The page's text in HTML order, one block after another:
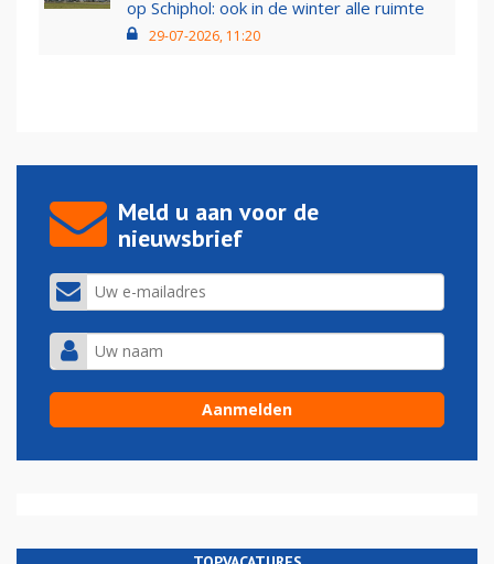
op Schiphol: ook in de winter alle ruimte
29-07-2026, 11:20
Meld u aan voor de
nieuwsbrief